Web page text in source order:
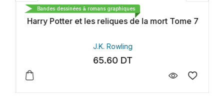
GALLIMARD
Harry Potter et les reliques de la mort Tome 7
J.K. Rowling
65.60 DT
Bandes dessinées & romans graphiques